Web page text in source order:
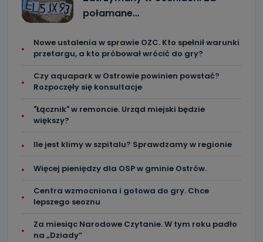
połamane…
Nowe ustalenia w sprawie OZC. Kto spełnił warunki
przetargu, a kto próbował wrócić do gry?
Czy aquapark w Ostrowie powinien powstać?
Rozpoczęły się konsultacje
"Łącznik" w remoncie. Urząd miejski będzie
większy?
Ile jest klimy w szpitalu? Sprawdzamy w regionie
Więcej pieniędzy dla OSP w gminie Ostrów.
Centra wzmocniona i gotowa do gry. Chce
lepszego seoznu
Za miesiąc Narodowe Czytanie. W tym roku padło
na „Dziady”